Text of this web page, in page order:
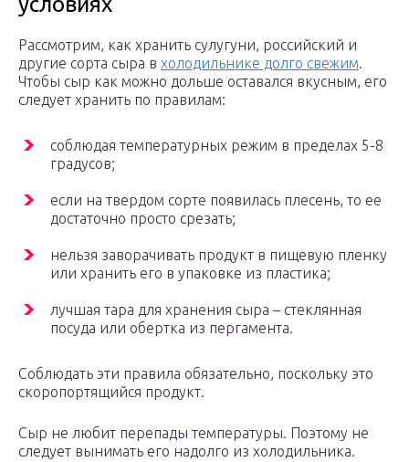
Рассмотрим, как хранить сулугуни, российский и
другие сорта сыра в холодильнике долго свежим.
Чтобы сыр как можно дольше оставался вкусным, его
следует хранить по правилам:
соблюдая температурных режим в пределах 5-8
градусов;
если на твердом сорте появилась плесень, то ее
достаточно просто срезать;
нельзя заворачивать продукт в пищевую пленку
или хранить его в упаковке из пластика;
лучшая тара для хранения сыра – стеклянная
посуда или обертка из пергамента.
Соблюдать эти правила обязательно, поскольку это
скоропортящийся продукт.
Сыр не любит перепады температуры. Поэтому не
следует вынимать его надолго из холодильника.